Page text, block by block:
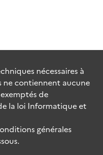
nécessaires à
contiennent aucune
de
la loi Informatique et
générales